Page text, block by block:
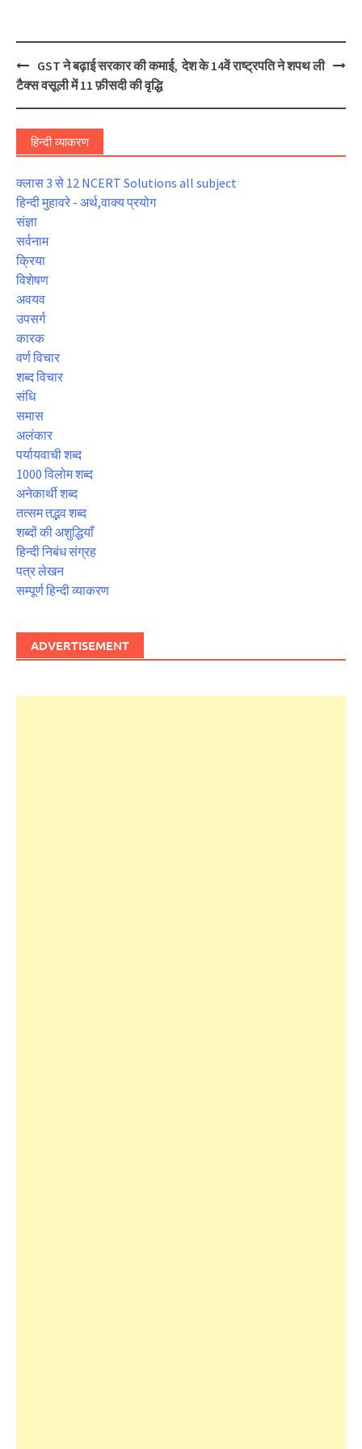
Post
navigation
GST ने बढ़ाई सरकार की कमाई,
टैक्स वसूली में 11 फ़ीसदी की वृद्धि
देश के 14वें राष्ट्रपति ने शपथ ली
हिन्दी व्याकरण
क्लास 3 से 12 NCERT Solutions all subject
हिन्दी मुहावरे - अर्थ,वाक्य प्रयोग
संज्ञा
सर्वनाम
क्रिया
विशेषण
अवयव
उपसर्ग
कारक
वर्ण विचार
शब्द विचार
संधि
समास
अलंकार
पर्यायवाची शब्द
1000 विलोम शब्द
अनेकार्थी शब्द
तत्सम तद्भव शब्द
शब्दों की अशुद्धियाँ
हिन्दी निबंध संग्रह
पत्र लेखन
सम्पूर्ण हिन्दी व्याकरण
ADVERTISEMENT